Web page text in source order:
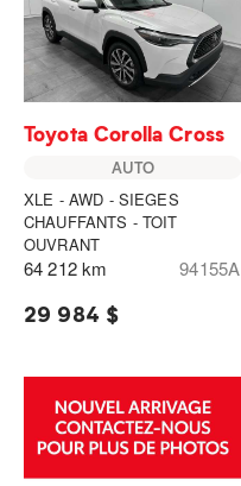
Toyota Corolla Cross
AUTO
XLE - AWD - SIEGES
CHAUFFANTS - TOIT
OUVRANT
64 212 km 94155A
29 984 $